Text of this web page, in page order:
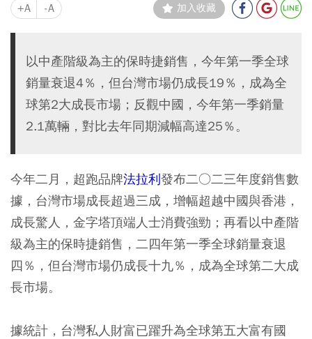
+A -A 加入收藏
以中產階級為主的保時捷銷售，今年第一季全球
銷量衰退4％，但台灣市場仍成長19％，成為全
球第2大成長市場；反觀中國，今年第一季銷量
2.1萬輛，對比去年同期減幅高達25％。
今年二月，超跑品牌法拉利發布二○二三年度銷售數
據，台灣市場成長超過三成，增幅超越中國與香港，
成長驚人，金字塔頂端人士消費強勁；再看以中產階
級為主的保時捷銷售，二四年第一季全球銷量衰退
四％，但台灣市場仍成長十九％，成為全球第二大成
長市場。
據統計，台灣私人財富已躍升為全球第五大富有國